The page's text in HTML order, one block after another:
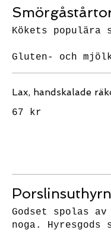
Kökets
Gluten- och
Lax, handskalade
67 kr
Godset spolas
noga.